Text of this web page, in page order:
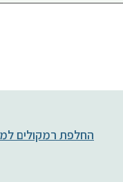
החלפת רמקולים